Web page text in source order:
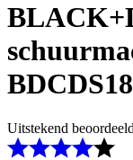
Uitstekend beoordeeld